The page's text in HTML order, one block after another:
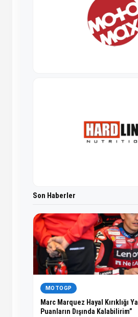
Son Haberler
MOTOGP
Marc Marquez Hayal Kırıklığı
Puanların Dışında Kalabilirim”